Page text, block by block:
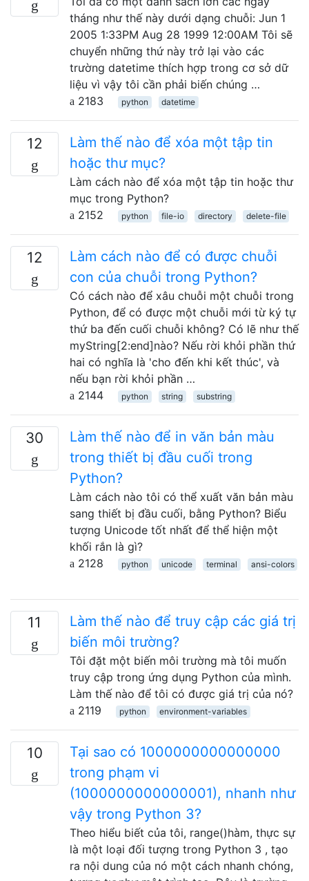
tháng như thế này dưới dạng chuỗi: Jun 1
2005 1:33PM Aug 28 1999 12:00AM Tôi sẽ
chuyển những thứ này trở lại vào các
trường datetime thích hợp trong cơ sở dữ
liệu vì vậy tôi cần phải biến chúng …
2183
python datetime
12
Làm thế nào để xóa một tập tin
hoặc thư mục?
Làm cách nào để xóa một tập tin hoặc thư
mục trong Python?
2152
python file-io directory delete-file
12
Làm cách nào để có được chuỗi
con của chuỗi trong Python?
Có cách nào để xâu chuỗi một chuỗi trong
Python, để có được một chuỗi mới từ ký tự
thứ ba đến cuối chuỗi không? Có lẽ như thế
myString[2:end]nào? Nếu rời khỏi phần thứ
hai có nghĩa là 'cho đến khi kết thúc', và
nếu bạn rời khỏi phần …
2144
python string substring
30
Làm thế nào để in văn bản màu
trong thiết bị đầu cuối trong
Python?
Làm cách nào tôi có thể xuất văn bản màu
sang thiết bị đầu cuối, bằng Python? Biểu
tượng Unicode tốt nhất để thể hiện một
khối rắn là gì?
2128
python unicode terminal ansi-colors
11
Làm thế nào để truy cập các giá trị
biến môi trường?
Tôi đặt một biến môi trường mà tôi muốn
truy cập trong ứng dụng Python của mình.
Làm thế nào để tôi có được giá trị của nó?
2119
python environment-variables
10
Tại sao có 1000000000000000
trong phạm vi
(1000000000000001), nhanh như
vậy trong Python 3?
Theo hiểu biết của tôi, range()hàm, thực sự
là một loại đối tượng trong Python 3 , tạo
ra nội dung của nó một cách nhanh chóng,